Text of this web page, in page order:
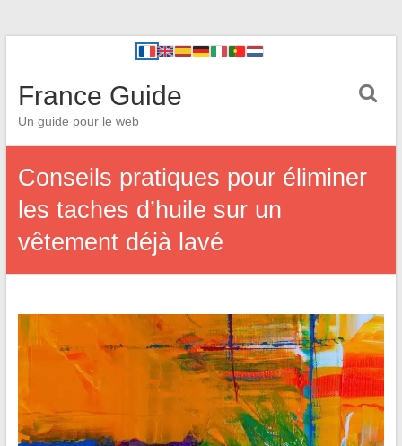
France Guide
Un guide pour le web
Conseils pratiques pour éliminer
les taches d’huile sur un
vêtement déjà lavé